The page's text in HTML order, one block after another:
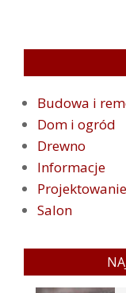
Budowa i
Dom i ogród
Drewno
Informacje
Projektowanie
Salon